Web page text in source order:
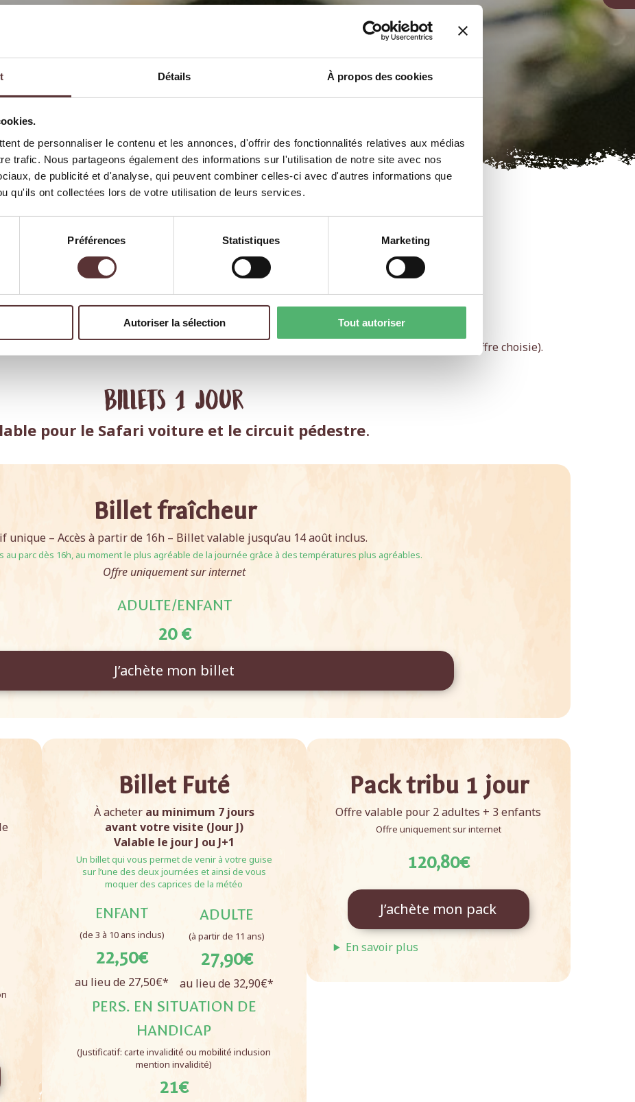
Détails À propos des cookies
de personnaliser le contenu et les annonces, d'offrir des fonctionnalités relatives aux médias
trafic. Nous partageons également des informations sur l'utilisation de notre site avec nos
de publicité et d'analyse, qui peuvent combiner celles-ci avec d'autres informations que
qu'ils ont collectées lors de votre utilisation de leurs services.
Préférences Statistiques Marketing
Autoriser la sélection Tout autoriser
Nos Tarifs
ou anticipée), votre tribu (packs famille) ou votre fréquence (pass annuel).
voiture et du circuit à pied et du Festival Lumières en hiver (selon les conditions de l’offre choisie).
Billets 1 jour
pour le Safari voiture et le circuit pédestre.
Billet fraîcheur
unique – Accès à partir de 16h – Billet valable jusqu’au 14 août inclus.
au parc dès 16h, au moment le plus agréable de la journée grâce à des températures plus agréables.
Offre uniquement sur internet
ADULTE/ENFANT
20 €
J’achète mon billet
Billet Futé
À acheter au minimum 7 jours
avant votre visite (Jour J)
Valable le jour J ou J+1
Un billet qui vous permet de venir à votre guise
sur l’une des deux journées et ainsi de vous
moquer des caprices de la météo
ENFANT
(de 3 à 10 ans inclus)
22,50€
au lieu de 27,50€*
ADULTE
(à partir de 11 ans)
27,90€
au lieu de 32,90€*
PERS. EN SITUATION DE
HANDICAP
(Justificatif: carte invalidité ou mobilité inclusion
mention invalidité)
21€
Pack tribu 1 jour
Offre valable pour 2 adultes + 3 enfants
Offre uniquement sur internet
120,80€
J’achète mon pack
En savoir plus